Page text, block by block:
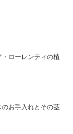
ローレンティの植
お手入れとその茎